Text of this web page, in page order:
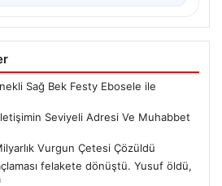
Sağ Bek Festy Ebosele ile
Seviyeli Adresi Ve Muhabbet
Vurgun Çetesi Çözüldü
felakete dönüştü. Yusuf öldü,